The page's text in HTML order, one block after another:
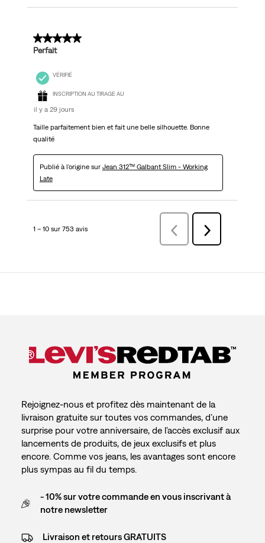
5 sur 5 étoiles.
Perfait
VÉRIFIÉ
INSCRIPTION AU TIRAGE AU
il y a 29 jours
Taille parfaitement bien et fait une belle silhouette. Bonne
qualité
Publié à l'origine sur Jean 312™ Galbant Slim - Working
Late
1 – 10 sur 753 avis PrécédentavisSuivant
avis
Rejoignez-nous et profitez dès maintenant de la
livraison gratuite sur toutes vos commandes, d’une
surprise pour votre anniversaire, de l’accès exclusif aux
lancements de produits, de jeux exclusifs et plus
encore. Comme vos jeans, les avantages sont encore
plus sympas au fil du temps.
- 10% sur votre commande en vous inscrivant à
notre newsletter
Livraison et retours GRATUITS